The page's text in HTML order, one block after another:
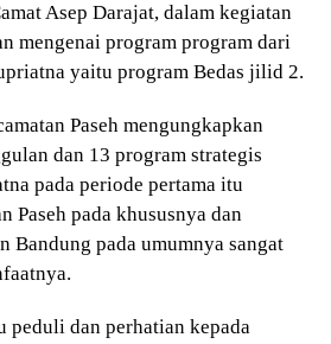
Asep Darajat, dalam kegiatan
mengenai program program dari
yaitu program Bedas jilid 2.
Paseh mengungkapkan
dan 13 program strategis
pada periode pertama itu
Paseh pada khususnya dan
Bandung pada umumnya sangat
peduli dan perhatian kepada